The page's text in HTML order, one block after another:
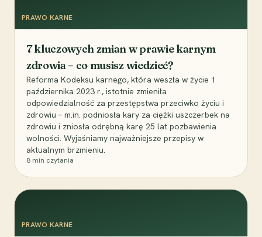
PRAWO KARNE
7 kluczowych zmian w prawie karnym
zdrowia – co musisz wiedzieć?
Reforma Kodeksu karnego, która weszła w życie 1
października 2023 r., istotnie zmieniła
odpowiedzialność za przestępstwa przeciwko życiu i
zdrowiu – m.in. podniosła kary za ciężki uszczerbek na
zdrowiu i zniosła odrębną karę 25 lat pozbawienia
wolności. Wyjaśniamy najważniejsze przepisy w
aktualnym brzmieniu.
8 min czytania
PRAWO KARNE